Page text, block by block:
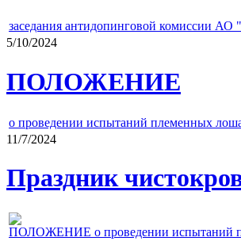
заседания антидопинговой комиссии
5/10/2024
ПОЛОЖЕНИЕ
о проведении испытаний племенных
11/7/2024
Праздник
ПОЛОЖЕНИЕ о проведении испытаний